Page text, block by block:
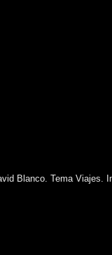
Blanco. Tema Viajes.